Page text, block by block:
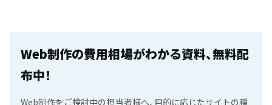
Web制作の費用相場がわかる資料、無料配
布中！
Web制作をご検討中の担当者様へ、目的に応じたサイトの種